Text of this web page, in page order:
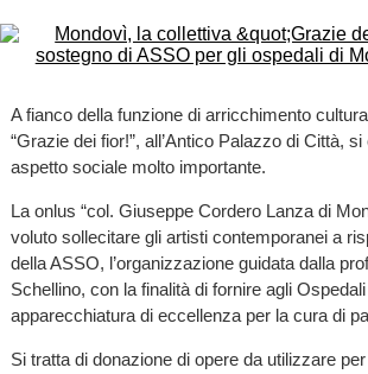
A fianco della funzione di arricchimento
“Grazie dei fior!”, all’Antico Palazzo di Città,
aspetto sociale molto importante.
La onlus “col. Giuseppe Cordero Lanza di
voluto sollecitare gli artisti contemporanei a
della ASSO, l’organizzazione guidata dalla
Schellino, con la finalità di fornire agli
apparecchiatura di eccellenza per la cura di
Si tratta di donazione di opere da utilizzare